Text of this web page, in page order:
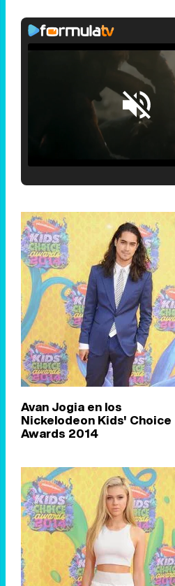
Avan Jogia en los
Nickelodeon Kids' Choice
Awards 2014